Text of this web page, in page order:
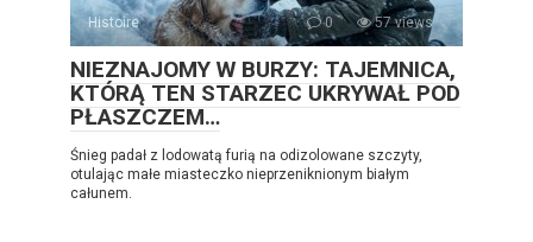
Histoire 0 57 views
NIEZNAJOMY W BURZY: TAJEMNICA,
KTÓRĄ TEN STARZEC UKRYWAŁ POD
PŁASZCZEM…
Śnieg padał z lodowatą furią na odizolowane szczyty,
otulając małe miasteczko nieprzeniknionym białym
całunem.